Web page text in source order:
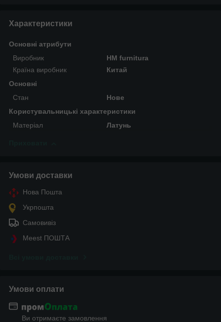
Характеристики
Основні атрибути
Виробник
HM furnitura
Країна виробник
Китай
Основні
Стан
Нове
Користувальницькі характеристики
Матеріал
Латунь
Умови доставки
Нова Пошта
Укрпошта
Самовивіз
Meest ПОШТА
Умови оплати
Ви отримаєте замовлення